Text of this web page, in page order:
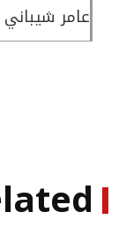
عامر شيباني